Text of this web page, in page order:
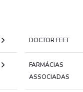
DOCTOR FEET
FARMÁCIAS
ASSOCIADAS